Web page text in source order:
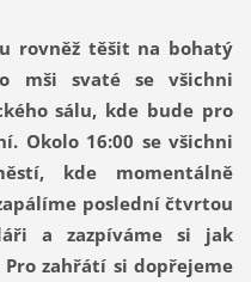
rovněž těšit na bohatý
mši svaté se všichni
sálu, kde bude pro
Okolo 16:00 se všichni
kde momentálně
poslední čtvrtou
a zazpíváme si jak
zahřátí si dopřejeme